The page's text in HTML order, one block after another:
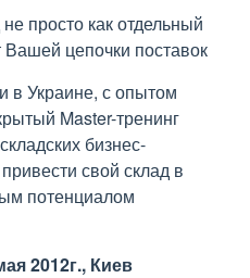
просто как отдельный
Вашей цепочки поставок
в Украине, с опытом
Master-тренинг
бизнес-
свой склад в
потенциалом
2012г., Киев